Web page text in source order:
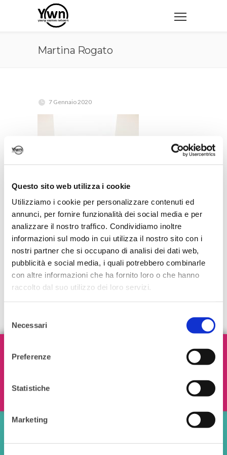
Questo sito web utilizza i cookie
Utilizziamo i cookie per personalizzare contenuti ed
annunci, per fornire funzionalità dei social media e per
analizzare il nostro traffico. Condividiamo inoltre
informazioni sul modo in cui utilizza il nostro sito con i
nostri partner che si occupano di analisi dei dati web,
pubblicità e social media, i quali potrebbero combinarle
con altre informazioni che ha fornito loro o che hanno
raccolto dal suo utilizzo dei loro servizi.
delNecessari
Preferenze
Statistiche
Marketing
Martina Rogato
7 Gennaio 2020